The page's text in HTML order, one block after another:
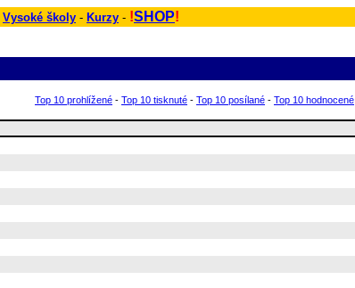
Vysoké školy - Kurzy - !SHOP!
Top 10 prohlížené - Top 10 tisknuté - Top 10 posílané - Top 10 hodnocené